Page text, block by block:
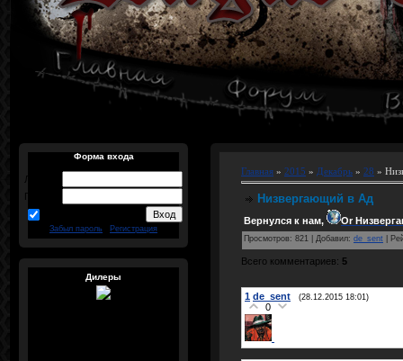
Форма входа
Логин:
Пароль:
Забыл пароль Регистрация
Дилеры
Главная » 2015 » Декабрь » 28 »
Низвергающий в Ад
Вернулся к нам, Or
Просмотров: 821 Добавил: de_sent
Всего комментариев: 5
1 de_sent (28.12.2015 18:01)
0